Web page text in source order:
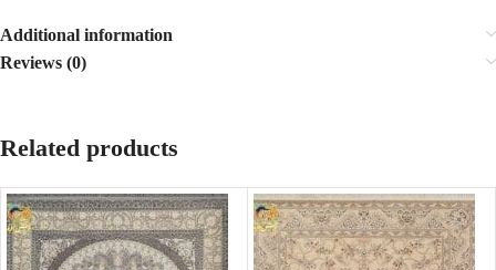
Additional information
Reviews (0)
Related products